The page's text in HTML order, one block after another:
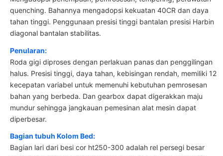
quenching. Bahannya mengadopsi kekuatan 40CR dan daya
tahan tinggi. Penggunaan presisi tinggi bantalan presisi Harbin
diagonal bantalan stabilitas.
Penularan:
Roda gigi diproses dengan perlakuan panas dan penggilingan
halus. Presisi tinggi, daya tahan, kebisingan rendah, memiliki 12
kecepatan variabel untuk memenuhi kebutuhan pemrosesan
bahan yang berbeda. Dan gearbox dapat digerakkan maju
mundur sehingga jangkauan pemesinan alat mesin dapat
diperbesar.
Bagian tubuh Kolom Bed:
Bagian lari dari besi cor ht250-300 adalah rel persegi besar